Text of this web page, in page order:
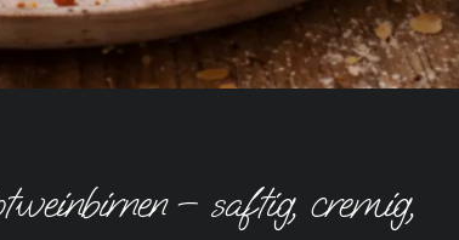
– saftig, cremig,